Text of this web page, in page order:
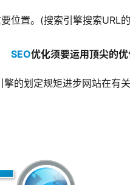
位置。(搜索引擎搜索URL
SEO优化须要运用顶尖的
划定规矩进步网站在有关